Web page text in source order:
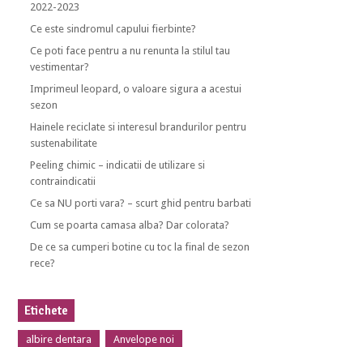
2022-2023
Ce este sindromul capului fierbinte?
Ce poti face pentru a nu renunta la stilul tau
vestimentar?
Imprimeul leopard, o valoare sigura a acestui
sezon
Hainele reciclate si interesul brandurilor pentru
sustenabilitate
Peeling chimic – indicatii de utilizare si
contraindicatii
Ce sa NU porti vara? – scurt ghid pentru barbati
Cum se poarta camasa alba? Dar colorata?
De ce sa cumperi botine cu toc la final de sezon
rece?
Etichete
albire dentara Anvelope noi